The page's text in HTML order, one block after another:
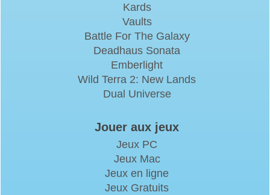
Kards
Vaults
Battle For The Galaxy
Deadhaus Sonata
Emberlight
Wild Terra 2: New Lands
Dual Universe
Jouer aux jeux
Jeux PC
Jeux Mac
Jeux en ligne
Jeux Gratuits